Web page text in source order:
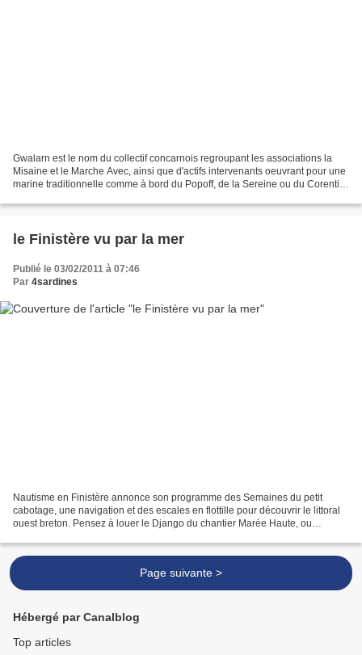
Gwalarn est le nom du collectif concarnois regroupant les associations la
Misaine et le Marche Avec, ainsi que d'actifs intervenants oeuvrant pour une
marine traditionnelle comme à bord du Popoff, de la Sereine ou du Corentin
le Finistère vu par la mer
Publié le 03/02/2011 à 07:46
Par 4sardines
Nautisme en Finistère annonce son programme des Semaines du petit
cabotage, une navigation et des escales en flottille pour découvrir le littoral
ouest breton. Pensez à louer le Django du chantier Marée Haute, ou
Page suivante >
Hébergé par Canalblog
Top articles